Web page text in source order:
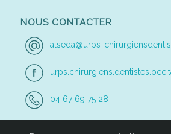
NOUS CONTACTER
alseda@urps-
04 67 69 75 28